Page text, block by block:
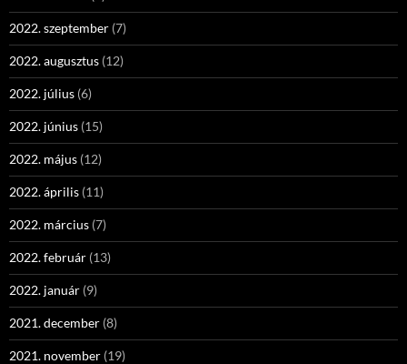
2022. szeptember (7)
2022. augusztus (12)
2022. július (6)
2022. június (15)
2022. május (12)
2022. április (11)
2022. március (7)
2022. február (13)
2022. január (9)
2021. december (8)
2021. november (19)